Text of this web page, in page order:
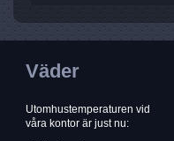
Väder
Utomhustemperaturen vid
våra kontor är just nu: